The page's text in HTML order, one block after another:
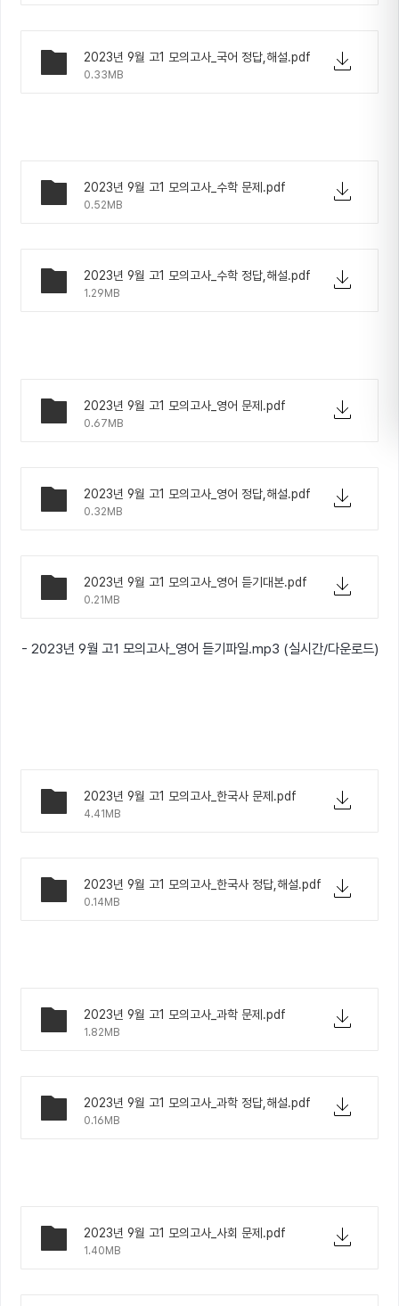
2023년 9월 고1 모의고사_국어 정답,해설.pdf
0.33MB
2023년 9월 고1 모의고사_수학 문제.pdf
0.52MB
2023년 9월 고1 모의고사_수학 정답,해설.pdf
1.29MB
2023년 9월 고1 모의고사_영어 문제.pdf
0.67MB
2023년 9월 고1 모의고사_영어 정답,해설.pdf
0.32MB
2023년 9월 고1 모의고사_영어 듣기대본.pdf
0.21MB
- 2023년 9월 고1 모의고사_영어 듣기파일.mp3 (실시간/다운로드)
2023년 9월 고1 모의고사_한국사 문제.pdf
4.41MB
2023년 9월 고1 모의고사_한국사 정답,해설.pdf
0.14MB
2023년 9월 고1 모의고사_과학 문제.pdf
1.82MB
2023년 9월 고1 모의고사_과학 정답,해설.pdf
0.16MB
2023년 9월 고1 모의고사_사회 문제.pdf
1.40MB